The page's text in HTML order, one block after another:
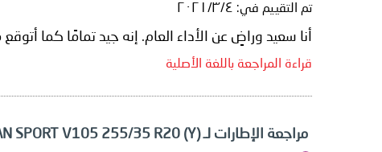
تم التقييم في: ٤‏/٣‏/٢٠٢١
أنا سعيد وراضٍ عن الأداء العام. إنه جيد تمامًا كما
قراءة المراجعة باللغة الأصلية
مراجعة الإطارات لـ Yokohama ADVAN SPORT V105 255/35 R20 (Y)